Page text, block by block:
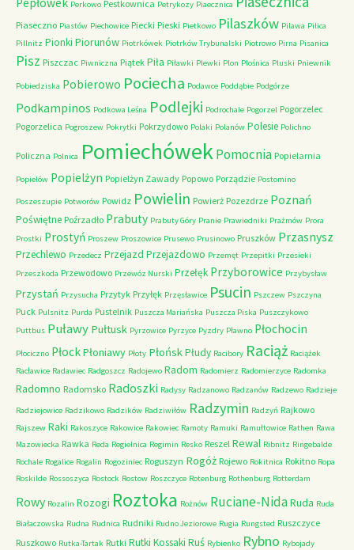
Perkowo Pestkownica Petrykozy Piaecznica
Piaseczno Piastów Piechowice Piecki Pieski Pietkowo Pilaszków Pilawa Pilica
Pillnitz Pionki Piorunów Piotrkówek Piotrków Trybunalski Piotrowo Pirna Pisanica
Pisz Piszczac Piwniczna Piątek Piła Piławki Plewki Plon Plośnica Pluski Pniewnik
Pobiedziska Pobierowo Pociecha Podawce Poddąbie Podgórze
Podkampinos Podkowa Leśna Podlejki Podrochale Pogorzel Pogorzelec
Pogorzelica Pogroszew Pokrytki Pokrzydowo Polaki Polanów Polesie Polichno
Policzna Polnica PomiechówekPomocnia Popielarnia
Popielów Popielżyn Popielżyn Zawady Popowo Porządzie Postomino
Poszeszupie Potworów Powidz Powielin Powierż Pozezdrze Poznań
Poświętne Poźrzadło Prabuty Prabuty Góry Pranie Prawiedniki Prażmów Prora
Prostki Prostyń Proszew Proszowice Prusewo Prusinowo Pruszków Przasnysz
Przechlewo Przedecz Przejazd Przejazdowo Przemęt Przepitki Przesieki
Przeszkoda Przewodowo Przewóz Nurski Przełęk Przyborowice Przybysław
Przystań Przysucha Przytyk Przyłęk Przęsławice Psucin Pszczew Pszczyna
Puck Pulsnitz Purda Pustelnik Puszcza Mariańska Puszcza Piska Puszczykowo
Puttbus Puławy Pułtusk Pyrzowice Pyrzyce Pyzdry Pławno Płochocin
Płociczno PłockPłoniawy Płoty PłońskPłudy Racibory Raciąż Raciążek
Racławice Radawiec Radgoszcz Radojewo Radom Radomierz Radomierzyce Radomka
Radomno Radomsko Radoszki Radysy Radzanowo Radzanów Radzewo Radzieje
Radziejowice Radzikowo Radzików Radziwiłów Radzymin Radzyń Rajkowo
Rajszew Raki Rakoszyce Rakowice Rakowiec Ramoty Ramuki Ramułtowice Rathen Rawa
Mazowiecka Rawka Reda Regielnica Regimin Resko Reszel Rewal Ribnitz Ringebalde
Rochale Rogalice Rogalin Rogoziniec Roguszyn Rogóż Rojewo Rokitnica Rokitno Ropa
Roskilde Rossoszyca Rostock Rostow Roszczyce Rotenburg Rothenburg Rotterdam
Rowy Rozalin Rozogi Roztoka Rożnów Ruciane-NidaRuda Ruda
Białaczowska Rudna Rudnica Rudniki Rudno Jeziorowe Rugia Rungsted Ruszczyce
Ruszkowo Rutka-Tartak Rutki Rutki Kossaki Ruś Rybienko Rybno Rybojady